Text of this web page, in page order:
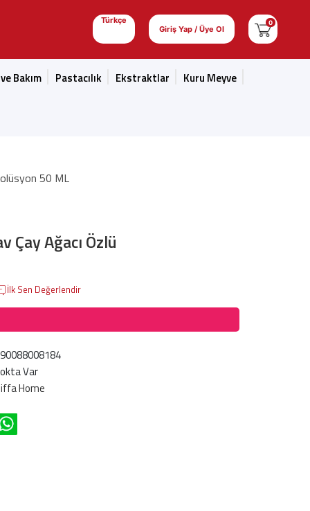
Türkçe
Giriş Yap / Üye Ol
0
Bakım Pastacılık Ekstraktlar Kuru Meyve
50 ML
Çay Ağacı Özlü
İlk Sen Değerlendir
Var
Home